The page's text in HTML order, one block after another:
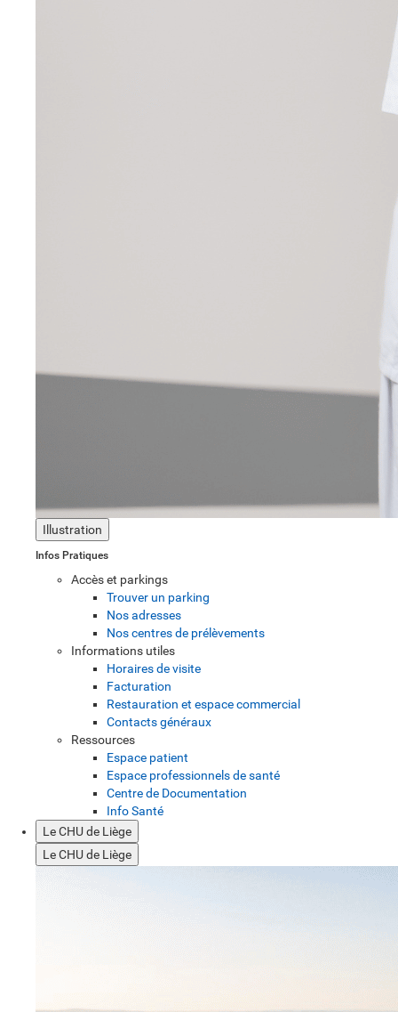
Illustration
Infos Pratiques
Accès et parkings
Trouver un parking
Nos adresses
Nos centres de prélèvements
Informations utiles
Horaires de visite
Facturation
Restauration et espace commercial
Contacts généraux
Ressources
Espace patient
Espace professionnels de santé
Centre de Documentation
Info Santé
Le CHU de Liège
Le CHU de Liège